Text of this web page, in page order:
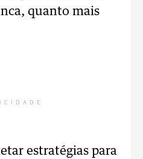
quanto mais
estratégias para